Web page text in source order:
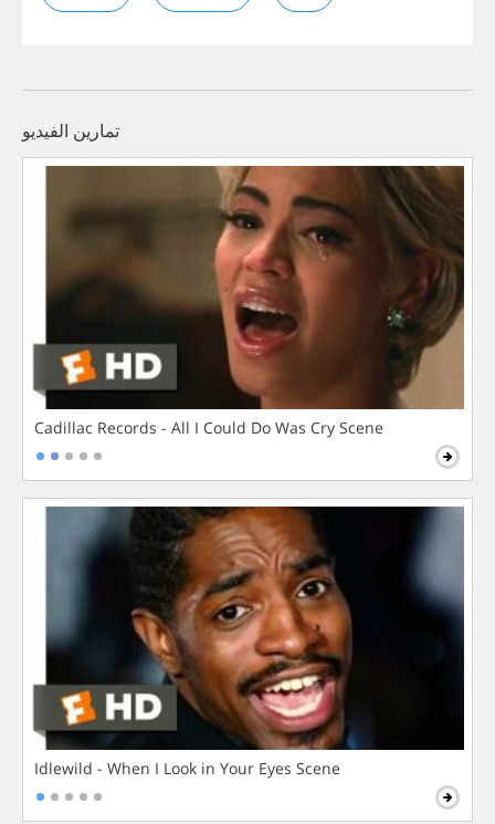
تمارين الفيديو
Cadillac Records - All I Could Do Was Cry Scene
Idlewild - When I Look in Your Eyes Scene